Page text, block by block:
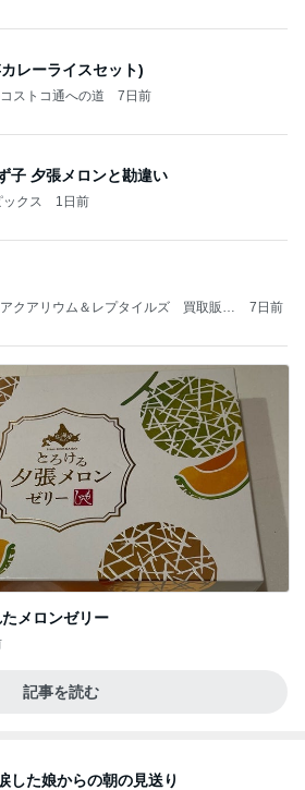
レーライスセット)
ストコ通への道 7日前
子 夕張メロンと勘違い
クス 1日前
クアリウム＆レプタイルズ 買取販売
7日前
メロンゼリー
記事を読む
した娘からの朝の見送り